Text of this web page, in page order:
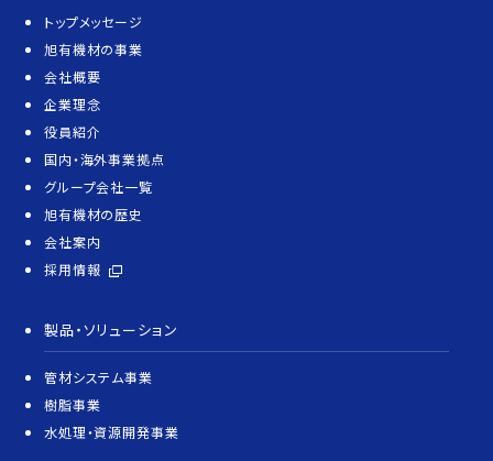
トップメッセージ
旭有機材の事業
会社概要
企業理念
役員紹介
国内・海外事業拠点
グループ会社一覧
旭有機材の歴史
会社案内
採用情報
製品・ソリューション
管材システム事業
樹脂事業
水処理・資源開発事業